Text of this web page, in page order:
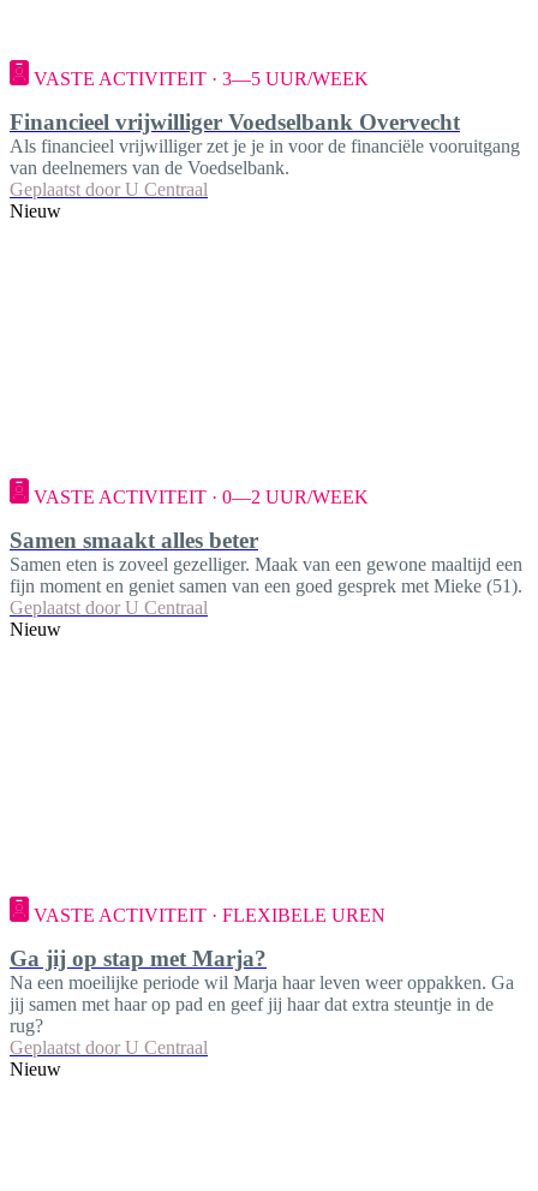
VASTE ACTIVITEIT · 3—5 UUR/WEEK
Financieel vrijwilliger Voedselbank Overvecht
Als financieel vrijwilliger zet je je in voor de financiële vooruitgang
van deelnemers van de Voedselbank.
Geplaatst door U Centraal
Nieuw
VASTE ACTIVITEIT · 0—2 UUR/WEEK
Samen smaakt alles beter
Samen eten is zoveel gezelliger. Maak van een gewone maaltijd een
fijn moment en geniet samen van een goed gesprek met Mieke (51).
Geplaatst door U Centraal
Nieuw
VASTE ACTIVITEIT · FLEXIBELE UREN
Ga jij op stap met Marja?
Na een moeilijke periode wil Marja haar leven weer oppakken. Ga
jij samen met haar op pad en geef jij haar dat extra steuntje in de
rug?
Geplaatst door U Centraal
Nieuw